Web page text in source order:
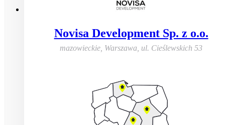
Novisa Development Sp. z o.o.
mazowieckie, Warszawa ul. Cieślewskich 53